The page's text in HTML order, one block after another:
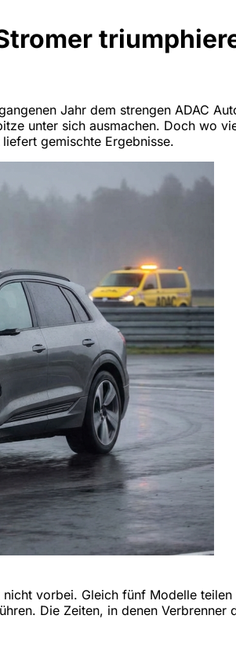
Jahr dem strengen ADAC
unter sich ausmachen. Doch wo
gemischte Ergebnisse.
vorbei. Gleich fünf Modelle
Die Zeiten, in denen